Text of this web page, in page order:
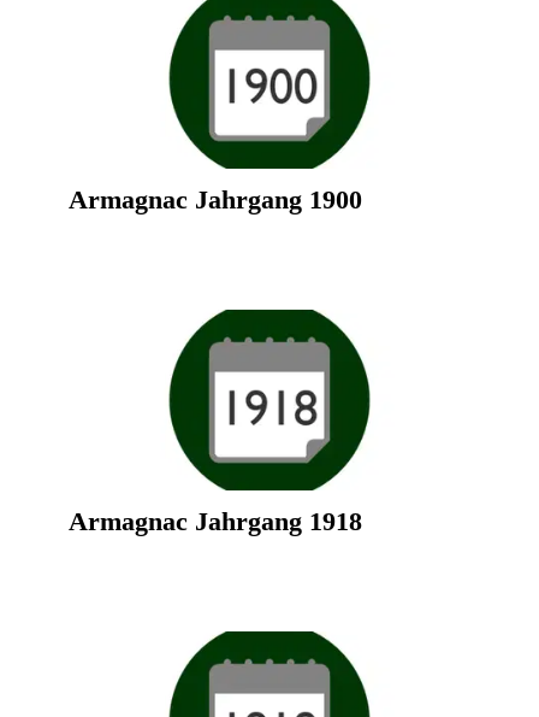
Armagnac Jahrgang 1900
Armagnac Jahrgang 1918